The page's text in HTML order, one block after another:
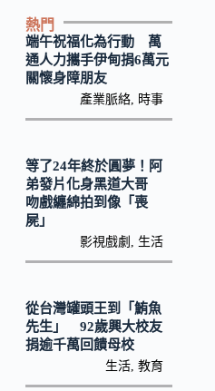
熱門
端午祝福化為行動 萬
通人力攜手伊甸捐6萬元
關懷身障朋友
產業脈絡 時事
等了24年終於圓夢！阿
弟發片化身黑道大哥
吻戲纏綿拍到像「喪
屍」
影視戲劇 生活
從台灣罐頭王到「鮪魚
先生」 92歲興大校友
捐逾千萬回饋母校
生活 ,教育